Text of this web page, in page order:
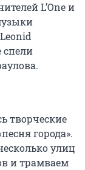
L’One и
спели
творческие
города».
улиц
и трамваем